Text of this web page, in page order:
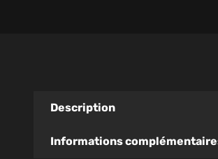
Description
Informations